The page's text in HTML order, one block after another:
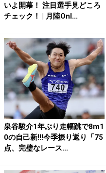
いよ開幕！ 注目選手見どころ
チェック！ | 月陸Onl...
泉谷駿介1年ぶり走幅跳で8m1
0の自己新!!!今季振り返り「75
点、完璧なレース...